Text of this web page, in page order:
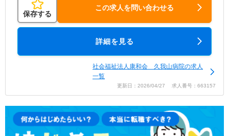
保存する
この求人を問い合わせる
詳細を見る
社会福祉法人康和会 久我山病院の求人
一覧
更新日：2026/04/27 求人番号：663157